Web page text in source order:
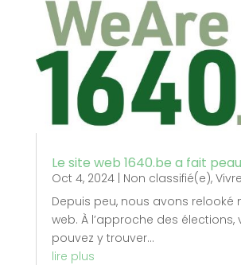
Le site web 1640.be a fait
Oct 4, 2024| Non classifié(e),
Depuis peu, nous avons relooké
web. À l’approche des élections,
pouvez y trouver...
lire plus